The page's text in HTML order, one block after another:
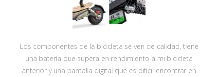
Los componentes de la bicicleta se ven de calidad, tiene
una batería que supera en rendimiento a mi bicicleta
anterior y una pantalla digital que es difícil encontrar en